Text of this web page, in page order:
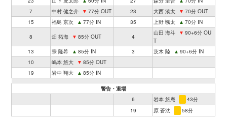
7
中村 健之介 ▼ 77分 OUT 23 大西 湊太 ▼ 70分 OUT
15
福島 京次 ▲ 77分 IN 35 上野 颯太 ▲ 70分 IN
8 畑 拓海 ▼ 85分 OUT 4
山田 海斗 ▼ 90+6分 OU
T
13
宗 隆希 ▲ 85分 IN 3 茨木 陸 ▲ 90+6分 IN
10
嶋本 悠大 ▼ 85分 OUT
19
岩中 翔大 ▲ 85分 IN
警告・退場
6
岩本 悠庵
43分
19
原 蒼汰 58分